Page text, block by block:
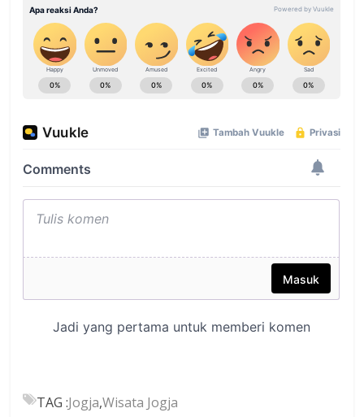
TAG :Jogja,Wisata Jogja